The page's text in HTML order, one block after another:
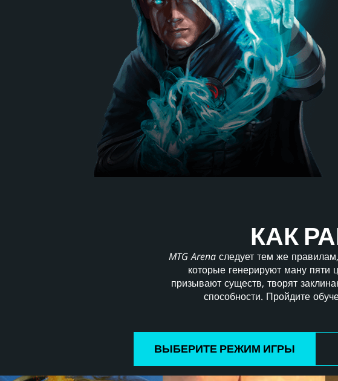
КАК
MTG Arenaследует тем же правилам,
которые генерируют ману пяти
призывают существ, творят
способности. Пройдите
ВЫБЕРИТЕ РЕЖИМ ИГРЫ